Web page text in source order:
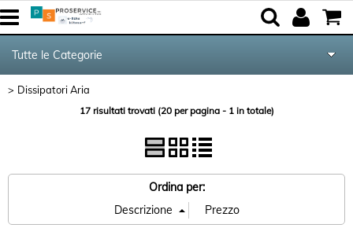
Tutte le Categorie
Componenti
Networking & Com.
Dissipatori Aria
17 risultati trovati (20 per pagina - 1 in totale)
Ordina per: